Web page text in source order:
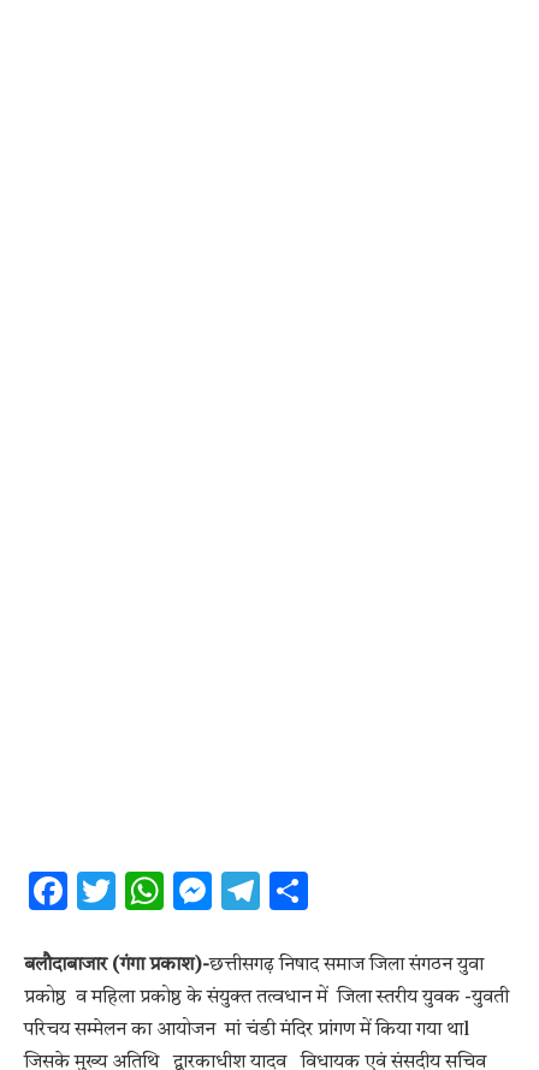
Facebook
Twitter
WhatsApp
Messenger
Telegram
बलौदाबाजार (गंगा प्रकाश)-छत्तीसगढ़ निषाद समाज जिला संगठन युवा
प्रकोष्ठ व महिला प्रकोष्ठ के संयुक्त तत्वधान में जिला स्तरीय युवक -युवती
परिचय सम्मेलन का आयोजन मां चंडी मंदिर प्रांगण में किया गया थाl
जिसके मुख्य अतिथि द्वारकाधीश यादव विधायक एवं संसदीय सचिव